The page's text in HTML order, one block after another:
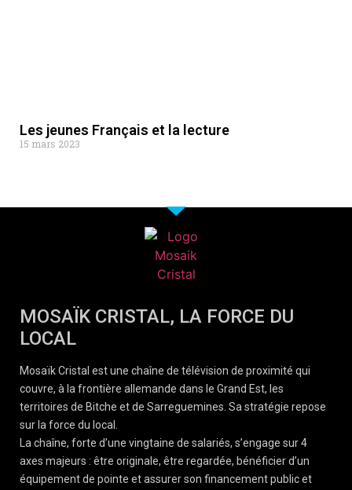
Les jeunes Français et la lecture
15 mars 2023
MOSAÏK CRISTAL, LA FORCE DU
LOCAL
Mosaïk Cristal est une chaîne de télévision de proximité qui
couvre, à la frontière allemande dans le Grand Est, les
territoires de Bitche et de Sarreguemines. Sa stratégie repose
sur la force du local.
La chaîne, forte d’une vingtaine de salariés, s’engage sur 4
axes majeurs : être originale, être regardée, bénéficier d’un
équipement de pointe et assurer son financement public et